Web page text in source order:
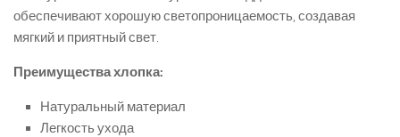
обеспечивают хорошую светопроницаемость, создавая
мягкий и приятный свет.
Преимущества хлопка:
Натуральный материал
Легкость ухода